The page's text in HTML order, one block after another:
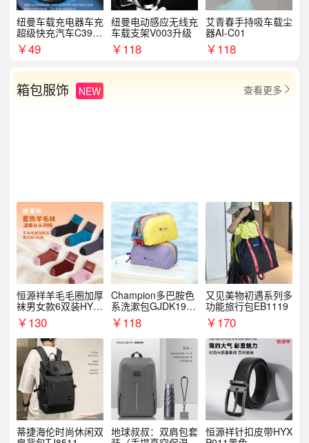
纽曼车载充电器车充
超级快充汽车C39提
手拉环
￥49
纽曼电动感应无线充
车载支架V003升级
￥118
艾青春手持吸车载尘
器AI-C01
￥118
箱包服饰 NEW 查看更多 
恒源祥羊毛毛圈加厚
袜男女款6双装HYX
068WZ
￥130
Champion多巴胺色
系洗漱包GJDK19R
1￥118
又见美物初遇系列多
功能旅行包EB1119
￥170
蒂捷海伦时尚休闲双 地球叔叔：双肩包套 恒源祥针扣皮带HYX